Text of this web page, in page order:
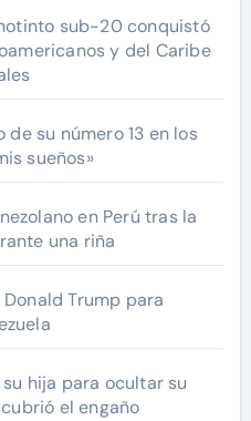
sub-20 conquistó
y del Caribe
su número 13 en los
sueños»
en Perú tras la
una riña
Trump para
hija para ocultar su
el engaño